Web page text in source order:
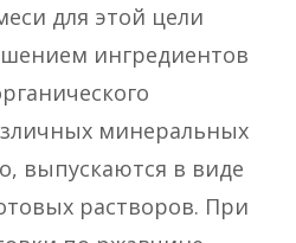
для этой цели
ингредиентов
минеральных
выпускаются в виде
растворов. При